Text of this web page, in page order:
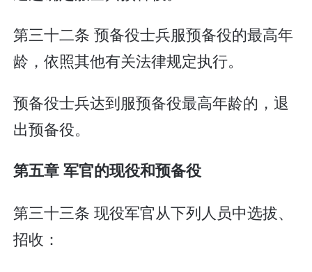
第三十二条 预备役士兵服预备役的最高年
龄，依照其他有关法律规定执行。
预备役士兵达到服预备役最高年龄的，退
出预备役。
第五章 军官的现役和预备役
第三十三条 现役军官从下列人员中选拔、
招收：